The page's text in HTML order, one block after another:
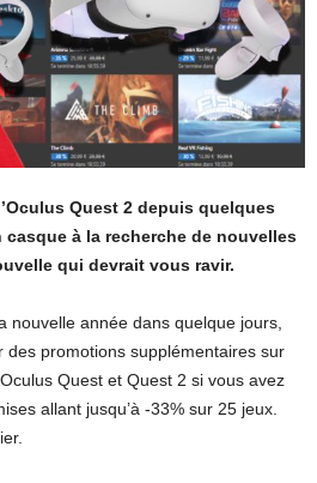
Quest 2 depuis quelques
casque à la recherche de nouvelles
qui devrait vous ravir.
nouvelle année dans quelque jours,
des promotions supplémentaires sur
Quest et Quest 2 si vous avez
allant jusqu’à -33% sur 25 jeux.